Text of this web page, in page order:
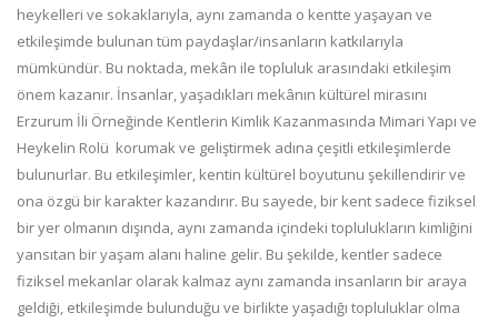
heykelleri ve sokaklarıyla, aynı zamanda o kentte yaşayan ve
etkileşimde bulunan tüm paydaşlar/insanların katkılarıyla
mümkündür. Bu noktada, mekân ile topluluk arasındaki etkileşim
önem kazanır. İnsanlar, yaşadıkları mekânın kültürel mirasını
Erzurum İli Örneğinde Kentlerin Kimlik Kazanmasında Mimari Yapı ve
Heykelin Rolü korumak ve geliştirmek adına çeşitli etkileşimlerde
bulunurlar. Bu etkileşimler, kentin kültürel boyutunu şekillendirir ve
ona özgü bir karakter kazandırır. Bu sayede, bir kent sadece fiziksel
bir yer olmanın dışında, aynı zamanda içindeki toplulukların kimliğini
yansıtan bir yaşam alanı haline gelir. Bu şekilde, kentler sadece
fiziksel mekanlar olarak kalmaz aynı zamanda insanların bir araya
geldiği, etkileşimde bulunduğu ve birlikte yaşadığı topluluklar olma